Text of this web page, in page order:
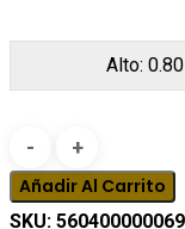
Alto:
Lámpara
de
Techo
Añadir Al Carrito
SKU: